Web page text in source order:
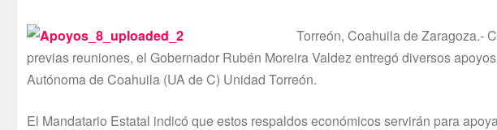
Torreón, Coahuila de Zaragoza.-
previas reuniones, el Gobernador Rubén Moreira Valdez entregó diversos
Autónoma de Coahuila (UA de C) Unidad Torreón.
El Mandatario Estatal indicó que estos respaldos económicos servirán para